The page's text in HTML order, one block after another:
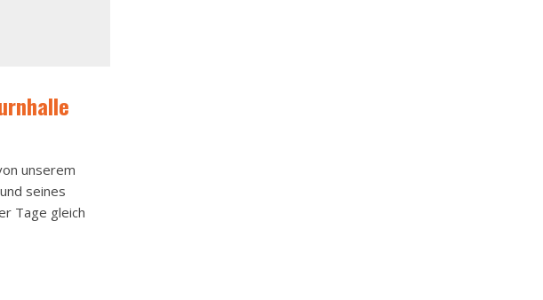
unserem
seines
Tage gleich